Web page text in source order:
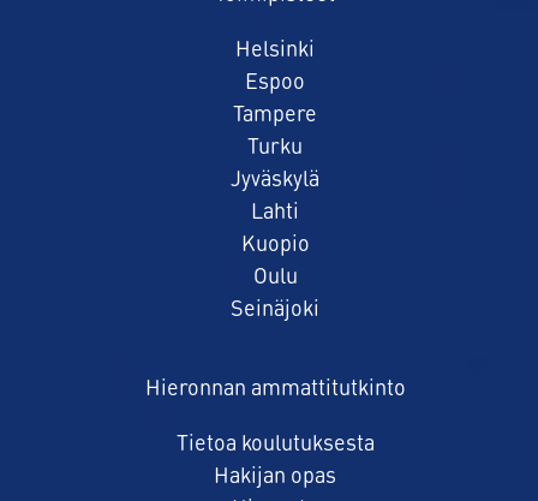
Helsinki
Espoo
Tampere
Turku
Jyväskylä
Lahti
Kuopio
Oulu
Seinäjoki
Hieronnan ammattitutkinto
Tietoa koulutuksesta
Hakijan opas